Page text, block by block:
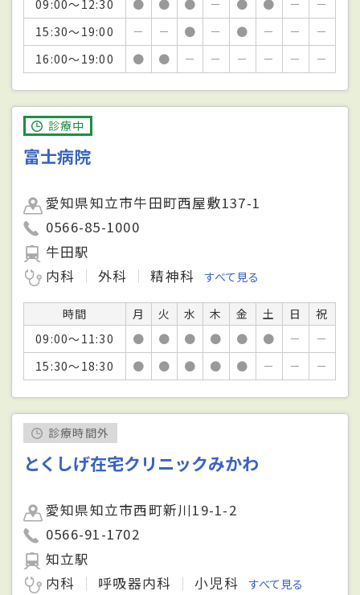
09:00～12:30
● ● ● － ● ● －
－
15:30～19:00
－ － ● － ● － －
－
16:00～19:00
● ● － － － － － －
診療中
富士病院
愛知県知立市牛田町西屋敷137-1
0566-85-1000
牛田駅
内科
外科 精神科 すべて見る
時間 月 火 水 木 金 土 日
祝
09:00～11:30
● ● ● ● ● ● －
－
15:30～18:30
● ● ● ● ● － － －
診療時間外
とくしげ在宅クリニックみかわ
愛知県知立市西町新川19-1-2
0566-91-1702
知立駅
内科
呼吸器内科 小児科 すべて見る